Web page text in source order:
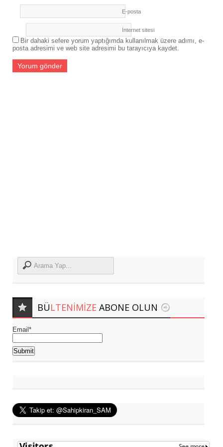
E-posta
İnternet sitesi
Bir dahaki sefere yorum yaptığımda kullanılmak üzere adımı, e-
posta adresimi ve web site adresimi bu tarayıcıya kaydet.
BÜLTENIMIZE ABONE OLUN
Email*